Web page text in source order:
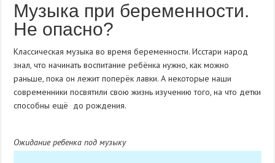
Музыка при беременности.
Не опасно?
Классическая музыка во время беременности. Исстари народ
знал, что начинать воспитание ребёнка нужно, как можно
раньше, пока он лежит поперёк лавки. А некоторые наши
современники посвятили свою жизнь изучению того, на что детки
способны ещё до рождения.
Ожидание ребенка под музыку